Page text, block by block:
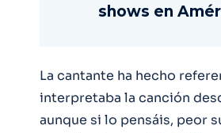
shows en
La cantante ha hecho
interpretaba la canción
aunque si lo pensáis, peor